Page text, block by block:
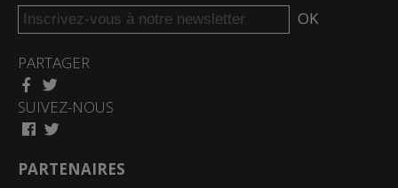
OK
PARTAGER
SUIVEZ-NOUS
PARTENAIRES